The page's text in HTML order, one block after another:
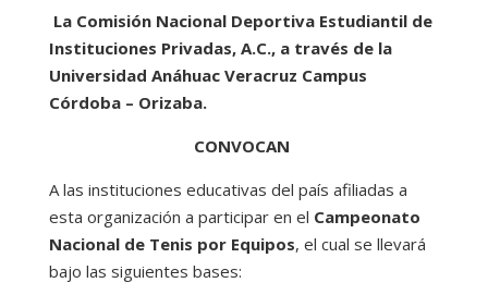
La Comisión Nacional Deportiva Estudiantil de
Instituciones Privadas, A.C., a través de la
Universidad Anáhuac Veracruz Campus
Córdoba – Orizaba.
CONVOCAN
A las instituciones educativas del país afiliadas a
esta organización a participar en el Campeonato
Nacional de Tenis por Equipos, el cual se llevará
bajo las siguientes bases: